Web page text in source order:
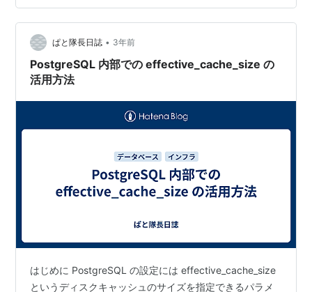
NULL …
ぱと隊長日誌 • 3年前
PostgreSQL 内部での effective_cache_size の
活用方法
はじめに PostgreSQL の設定には effective_cache_size
というディスクキャッシュのサイズを指定できるパラメ